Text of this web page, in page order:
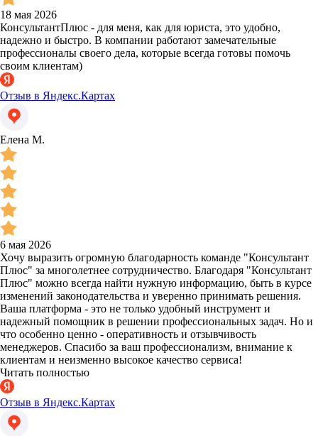
18 мая 2026
КонсультантПлюс - для меня, как для юриста, это удобно,
надежно и быстро. В компании работают замечательные
профессионалы своего дела, которые всегда готовы помочь
своим клиентам)
Отзыв в Яндекс.Картах
Елена М.
6 мая 2026
Хочу выразить огромную благодарность команде "Консультант
Плюс" за многолетнее сотрудничество. Благодаря "Консультант
Плюс" можно всегда найти нужную информацию, быть в курсе
изменений законодательства и уверенно принимать решения.
Ваша платформа - это не только удобный инструмент и
надежный помощник в решении профессиональных задач. Но и
что особенно ценно - оперативность и отзывчивость
менеджеров. Спасибо за ваш профессионализм, внимание к
клиентам и неизменно высокое качество сервиса!
Читать полностью
Отзыв в Яндекс.Картах